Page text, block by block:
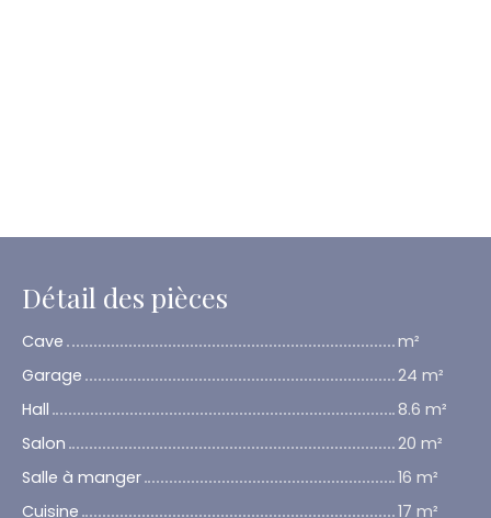
Détail des pièces
Cave
m²
Garage
24 m²
Hall
8.6 m²
Salon
20 m²
Salle à manger
16 m²
Cuisine
17 m²